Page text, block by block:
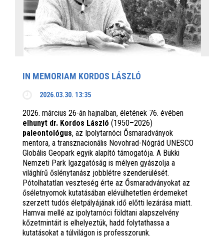
IN MEMORIAM KORDOS LÁSZLÓ
2026.03.30. 13:35
2026. március 26-án hajnalban, életének 76. évében
elhunyt dr. Kordos László (1950–2026)
paleontológus, az Ipolytarnóci Ősmaradványok
mentora, a transznacionális Novohrad-Nógrád UNESCO
Globális Geopark egyik alapító támogatója. A Bükki
Nemzeti Park Igazgatóság is mélyen gyászolja a
világhírű őslénytanász jobblétre szenderülését.
Pótolhatatlan veszteség érte az Ősmaradványokat az
őséletnyomok kutatásában elévülhetetlen érdemeket
szerzett tudós életpályájának idő előtti lezárása miatt.
Hamvai mellé az ipolytarnóci földtani alapszelvény
kőzetmintáit is elhelyeztük, hadd folytathassa a
kutatásokat a túlvilágon is professzorunk.